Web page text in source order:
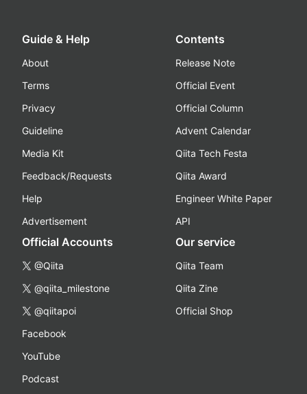
Guide & Help
About
Terms
Privacy
Guideline
Media Kit
Feedback/Requests
Help
Advertisement
Contents
Release Note
Official Event
Official Column
Advent Calendar
Qiita Tech Festa
Qiita Award
Engineer White Paper
API
Official Accounts
@Qiita
@qiita_milestone
@qiitapoi
Facebook
YouTube
Podcast
Our service
Qiita Team
Qiita Zine
Official Shop